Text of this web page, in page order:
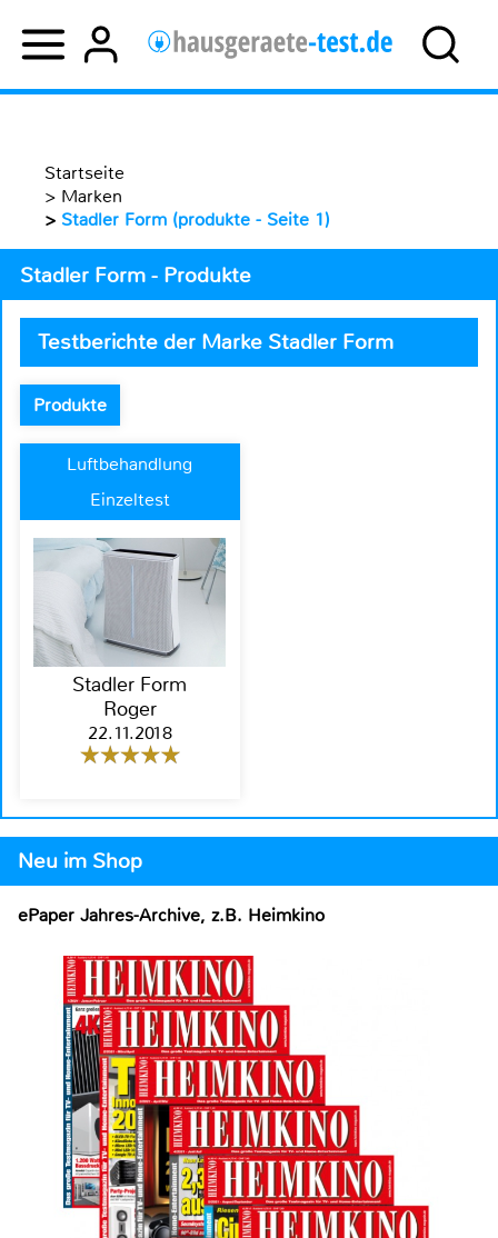
Startseite
> Marken
> Stadler Form (produkte - Seite 1)
Stadler Form - Produkte
Testberichte der Marke Stadler Form
Produkte
Luftbehandlung
Einzeltest
Stadler Form
Roger
22.11.2018
Neu im Shop
ePaper Jahres-Archive, z.B. Heimkino